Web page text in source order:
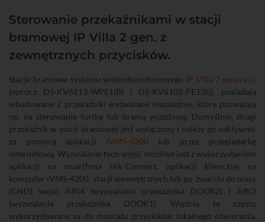
Sterowanie przekaźnikami w stacji
bramowej IP Villa 2 gen. z
zewnętrznych przycisków.
Stacje bramowe systemu wideodomofonowego IP Villa 2 generacji
(oprócz DS-KV6113-WPE1(B) i DS-KV6103-PE1(B)), posiadają
wbudowane 2 przekaźniki wyzwalane niezależnie, które pozwalają
np. na sterowanie furtką lub bramą wjazdową. Domyślnie, drugi
przekaźnik w stacji bramowej jest wyłączony i należy go uaktywnić
za pomocą aplikacji iVMS-4200lub przez przeglądarkę
internetową. Wyzwalanie tych wyjść możliwe jest z wykorzystaniem
aplikacji na smartfona Hik-Connect, aplikacji klienckiej na
komputer iVMS-4200, stacji wewnętrznych lub po zwarciu do masy
(GND) wejść AIN4 (wyzwalanie przekaźnika DOOR2) i AIN3
(wyzwalanie przekaźnika DOOR1). Wejścia te często
wykorzystywane są do montażu przycisków lokalnego otwierania,